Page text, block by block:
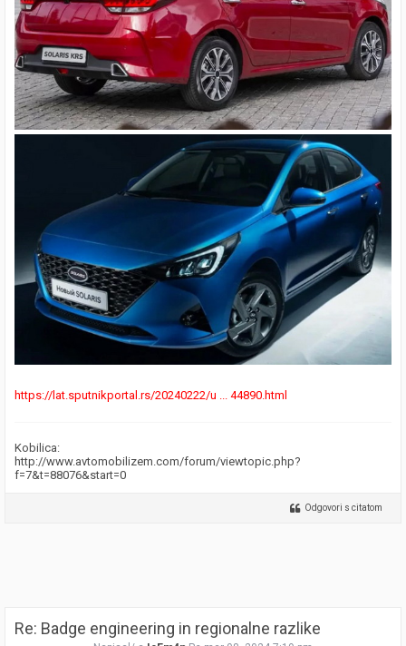
https://lat.sputnikportal.rs/20240222/u ... 44890.html
Kobilica:
http://www.avtomobilizem.com/forum/viewtopic.php?
f=7&t=88076&start=0
Odgovori s citatom
Re: Badge engineering in regionalne razlike